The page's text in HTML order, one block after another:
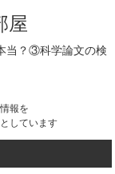
屋
当？③科学論文の検
報を
しています